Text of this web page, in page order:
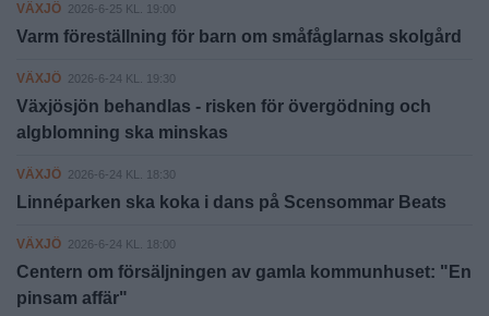
VÄXJÖ 2026-6-25 KL. 19:00
Varm föreställning för barn om småfåglarnas skolgård
VÄXJÖ 2026-6-24 KL. 19:30
Växjösjön behandlas - risken för övergödning och
algblomning ska minskas
VÄXJÖ 2026-6-24 KL. 18:30
Linnéparken ska koka i dans på Scensommar Beats
VÄXJÖ 2026-6-24 KL. 18:00
Centern om försäljningen av gamla kommunhuset: "En
pinsam affär"